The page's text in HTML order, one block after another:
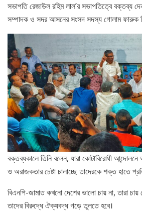
সভাপতি রেজাউল রহিম লাল’র সভাপতিত্বে বক্তব্য
সম্পাদক ও সদর আসনের সংসদ সদস্য গোলাম ফারুক
বক্তব্যকালে তিনি বলেন, যারা কোটাবিরোধী
ও অরাজকতার চেষ্টা চালাচ্ছে তাদেরকে শক্ত হাতে
বিএনপি-জামাত কখনো দেশের ভালো চায় না, তারা
তাদের বিরুদ্ধে ঐক্যবদ্ধ গড়ে তুলতে হবে।